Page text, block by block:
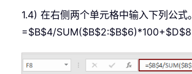
1.4) 在右侧两个单元格中输入下列公式。
=$B$4/SUM($B$2:$B$6)*100+$D$8